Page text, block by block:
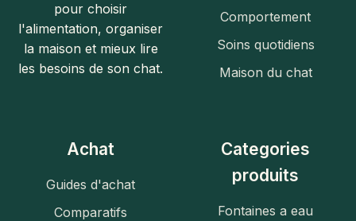
pour choisir
l'alimentation, organiser
la maison et mieux lire
les besoins de son chat.
Comportement
Soins quotidiens
Maison du chat
Achat
Guides d'achat
Comparatifs
Categories
produits
Fontaines a eau